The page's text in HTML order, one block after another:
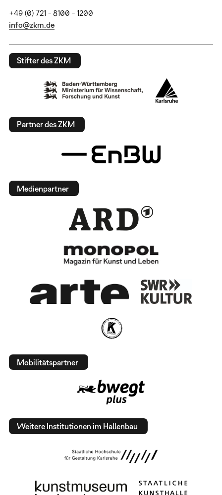
+49 (0) 721 - 8100 - 1200
info@zkm.de
Stifter des ZKM
Partner des ZKM
Medienpartner
Mobilitätspartner
Weitere Institutionen im Hallenbau